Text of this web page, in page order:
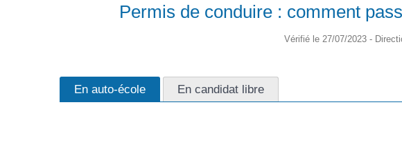
Permis de conduire : comment
Vérifié le 27/07/2023 -
En auto-école En candidat libre